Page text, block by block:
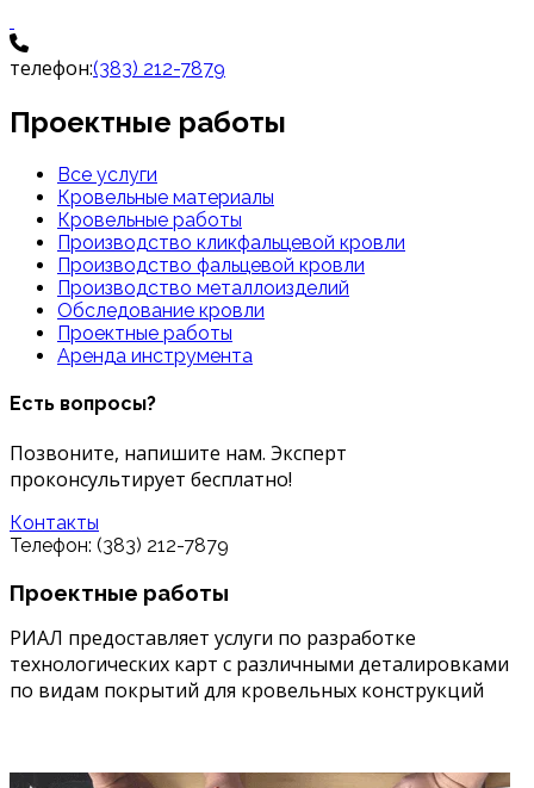
телефон:(383) 212-7879
Проектные работы
Все услуги
Кровельные материалы
Кровельные работы
Производство кликфальцевой кровли
Производство фальцевой кровли
Производство металлоизделий
Обследование кровли
Проектные работы
Аренда инструмента
Есть вопросы?
Позвоните, напишите нам. Эксперт
проконсультирует бесплатно!
Контакты
Телефон: (383) 212-7879
Проектные работы
РИАЛ предоставляет услуги по разработке
технологических карт с различными деталировками
по видам покрытий для кровельных конструкций